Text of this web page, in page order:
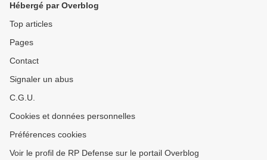
Hébergé par Overblog
Top articles
Pages
Contact
Signaler un abus
C.G.U.
Cookies et données personnelles
Préférences cookies
Voir le profil de RP Defense sur le portail Overblog